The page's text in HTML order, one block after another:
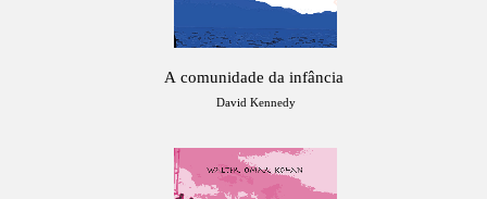
A comunidade da infância
David Kennedy